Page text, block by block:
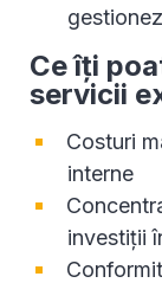
Ce îți
servicii
Costuri
interne
investiții